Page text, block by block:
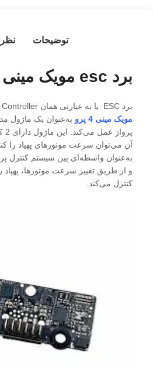
توضیحات
برد esc مویک مینی 4 پرو
برد ESC یا به عبارتی همان Electronic Speed Controller در
مویک مینی 4 پرو
به‌عنوان یک ماژول
به‌عنوان واسطه‌ای بین سیستم کنترل
و از طریق تغییر سرعت موتورها، پهپاد
کنترل می‌کند.